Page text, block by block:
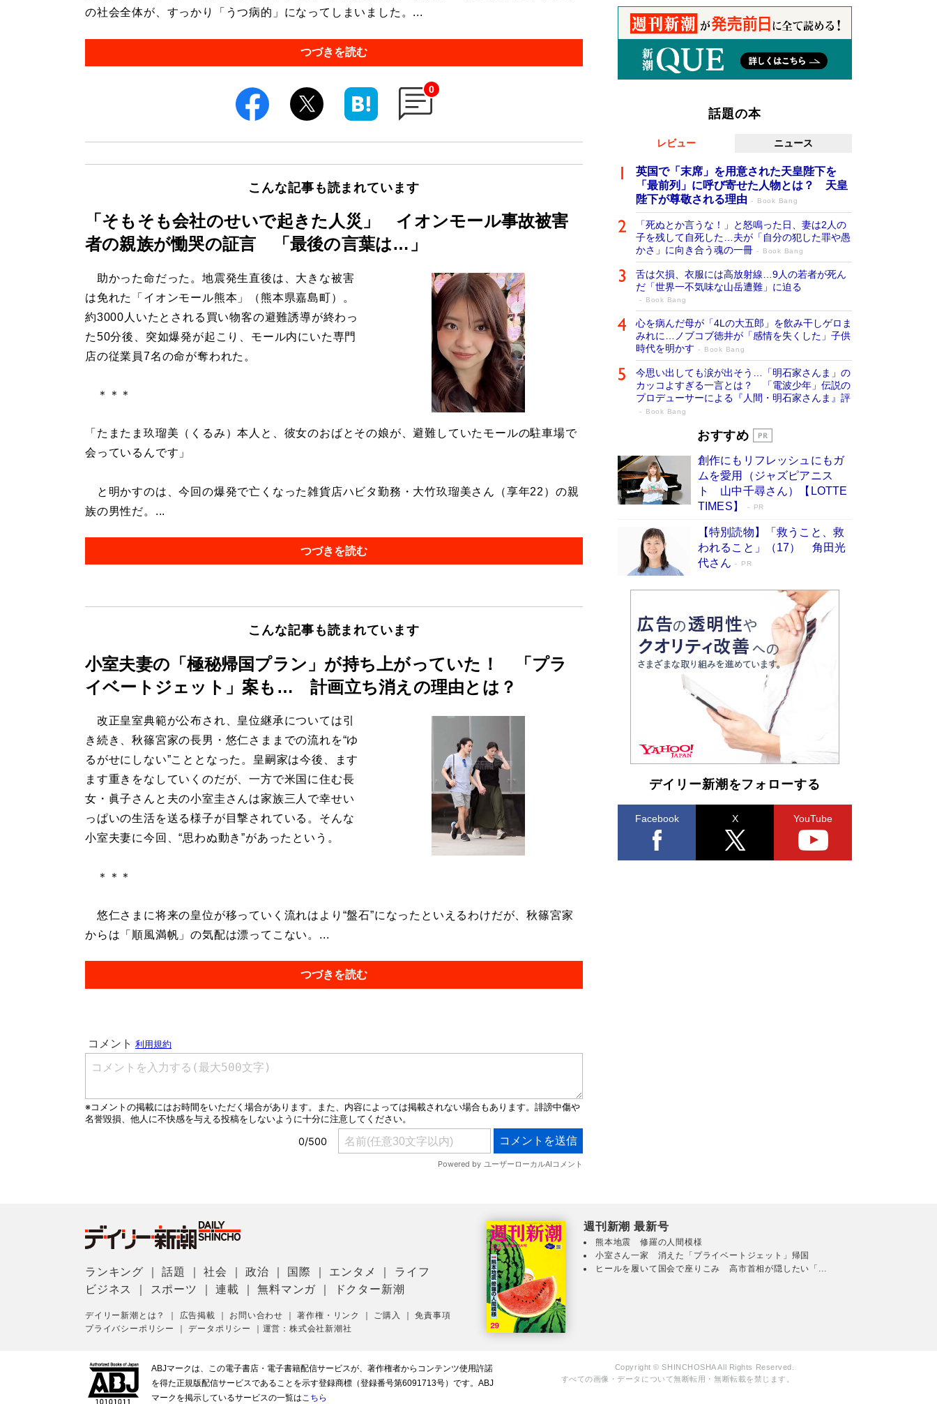
の社会全体が、すっかり「うつ病的」になってしまいました。...
つづきを読む
0
こんな記事も読まれています
「そもそも会社のせいで起きた人災」 イオンモール事故被害
者の親族が慟哭の証言 「最後の言葉は…」
助かった命だった。地震発生直後は、大きな被害
は免れた「イオンモール熊本」（熊本県嘉島町）。
約3000人いたとされる買い物客の避難誘導が終わっ
た50分後、突如爆発が起こり、モール内にいた専門
店の従業員7名の命が奪われた。
＊＊＊
「たまたま玖瑠美（くるみ）本人と、彼女のおばとその娘が、避難していたモールの駐車場で
会っているんです」
と明かすのは、今回の爆発で亡くなった雑貨店ハビタ勤務・大竹玖瑠美さん（享年22）の親
族の男性だ。...
つづきを読む
こんな記事も読まれています
小室夫妻の「極秘帰国プラン」が持ち上がっていた！ 「プラ
イベートジェット」案も… 計画立ち消えの理由とは？
改正皇室典範が公布され、皇位継承については引
き続き、秋篠宮家の長男・悠仁さままでの流れを“ゆ
るがせにしない”こととなった。皇嗣家は今後、ます
ます重きをなしていくのだが、一方で米国に住む長
女・眞子さんと夫の小室圭さんは家族三人で幸せい
っぱいの生活を送る様子が目撃されている。そんな
小室夫妻に今回、“思わぬ動き”があったという。
＊＊＊
悠仁さまに将来の皇位が移っていく流れはより“盤石”になったといえるわけだが、秋篠宮家
からは「順風満帆」の気配は漂ってこない。...
つづきを読む
話題の本
レビュー ニュース
英国で「末席」を用意された天皇陛下を
「最前列」に呼び寄せた人物とは？ 天皇
陛下が尊敬される理由
Book Bang
「死ぬとか言うな！」と怒鳴った日、妻は2人の
子を残して自死した…夫が「自分の犯した罪や愚
かさ」に向き合う魂の一冊
Book Bang
舌は欠損、衣服には高放射線…9人の若者が死ん
だ「世界一不気味な山岳遭難」に迫る
Book Bang
心を病んだ母が「4Lの大五郎」を飲み干しゲロま
みれに…ノブコブ徳井が「感情を失くした」子供
時代を明かす
Book Bang
今思い出しても涙が出そう…「明石家さんま」の
カッコよすぎる一言とは？ 「電波少年」伝説の
プロデューサーによる『人間・明石家さんま』評
Book Bang
「叱って伸びるやつは、褒めたらもっと伸
た“人を育てるコツ”…芸への考え方を明か
す
Book Bang
「『火垂るの墓』は、大嘘である」原作者が抱き
続けた“自責の念”とは…「自己憐憫は描きたくな
い」監督が徹底的にこだわったこと（後編） #
戦争の記憶
Book Bang
美輪明宏 晩年の回答を集めた『ほほえんで生き
るための人生相談』がランクイン［エンターテイ
メントベストセラー］
Book Bang
「宇宙兄弟」最終46巻がベストセラー1位 宇宙
開発への関心を押し上げた18年の物語に幕 特装
版には「宇宙で描かれたマンガ」も収録
Book Bang
「不意に涙が出そうに…」高嶋政伸が明かし
た“13歳の娘を暴行する役”への葛藤 インティマ
シーコーディネーターに支えられたNHK『大奥』
Book Bang
おすすめ
創作にもリフレッシュにもガ
ムを愛用（ジャズピアニス
ト 山中千尋さん）【LOTTE
TIMES】
PR
【特別読物】「救うこと、救
われること」（17） 角田光
代さん
PR
デイリー新潮をフォローする
Facebook X YouTube
ランキング ｜話題 ｜社会 ｜政治 国際 エンタメ
ライフ
ビジネス
スポーツ ｜連載 ｜無料マンガ ドクター新潮
デイリー新潮とは？ 広告掲載 お問い合わせ ｜著作権・リンク ご購入 ｜免責事項
プライバシーポリシー
｜データポリシー 運営：株式会社新潮社
週刊新潮 最新号
熊本地震 修羅の人間模様
小室さん一家 消えた「プライベートジェット」帰国
ヒールを履いて国会で座りこみ 高市首相が隠したい「...
ABJマークは、この電子書店・電子書籍配信サービスが、著作権者からコンテンツ使用許諾
を得た正規版配信サービスであることを示す登録商標（登録番号第6091713号）です。ABJ
マークを掲示しているサービスの一覧は こちら
Copyright © SHINCHOSHA All Rights Reserved.
すべての画像・データについて無断転用・無断転載を禁じます。